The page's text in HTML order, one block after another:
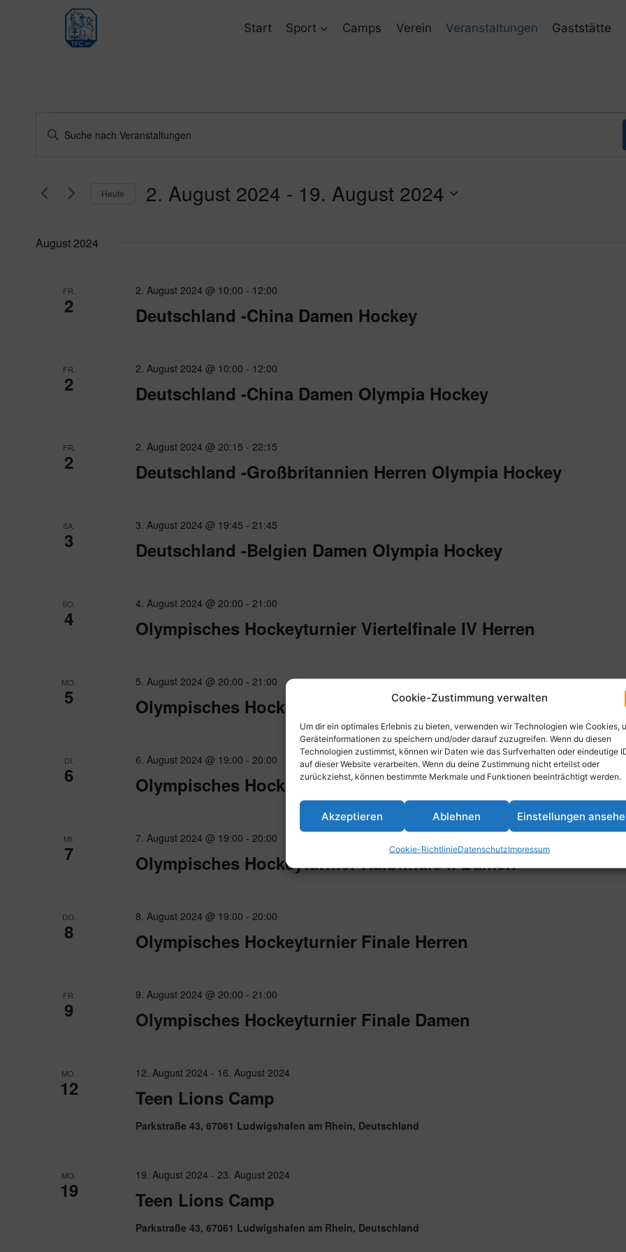
Cookie-Zustimmung verwalten
Um dir ein optimales Erlebnis zu bieten, verwenden wir Technologien wie Cookies,
Geräteinformationen zu speichern und/oder darauf zuzugreifen. Wenn du diesen
Technologien zustimmst, können wir Daten wie das Surfverhalten oder eindeutige
auf dieser Website verarbeiten. Wenn du deine Zustimmung nicht erteilst oder
zurückziehst, können bestimmte Merkmale und Funktionen beeinträchtigt werden.
Akzeptieren Ablehnen Einstellungen
Cookie-RichtlinieDatenschutzImpressum
Start Sport Camps Verein Veranstaltungen Gaststätte
Veranstaltungen
Veranstaltungen
und
Navigation
Bitte
Suche
Schlüsselwort.
Heute 2. August 2024 - 19. August 2024
August 2024
FR.
2 Deutschland -China Damen Hockey
2. August 2024 @ 10:00 - 12:00
FR.
2 Deutschland -China Damen Olympia Hockey
2. August 2024 @ 10:00 - 12:00
FR.
2 Deutschland -Großbritannien Herren Olympia Hockey
2. August 2024 @ 20:15 -22:15
SA.
3 Deutschland -Belgien Damen Olympia Hockey
3. August 2024 @ 19:45 -21:45
SO.
4 Olympisches Hockeyturnier Viertelfinale IV Herren
4. August 2024 @ 20:00 -21:00
MO.
5 Olympisches Hockeyturnier Viertelfinale IV Damen
5. August 2024 @ 20:00 -21:00
DI.
6 Olympisches Hockeyturnier Halbfinale II Herren
6. August 2024 @ 19:00 -20:00
MI.
7 Olympisches Hockeyturnier Halbfinale II Damen
7. August 2024 @ 19:00 -20:00
DO.
8 Olympisches Hockeyturnier Finale Herren
8. August 2024 @ 19:00 -20:00
FR.
9 Olympisches Hockeyturnier Finale Damen
9. August 2024 @ 20:00 -21:00
MO.
12 Teen Lions Camp
12. August 2024 - 16. August 2024
Parkstraße 43, 67061 Ludwigshafen am Rhein, Deutschland
MO.
19 Teen Lions Camp
19. August 2024 -23. August 2024
Parkstraße 43, 67061 Ludwigshafen am Rhein, Deutschland